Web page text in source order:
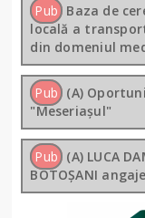
Pub Baza de
locală a
din domeniul
Pub (A)
"Meseriașul"
Pub (A) LUCA
BOTOȘANI